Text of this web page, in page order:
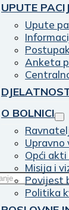
UPUTE
Upute
Anketa
O BOLNICI
Upravno
Opći
Misija i
Povijest
Politika